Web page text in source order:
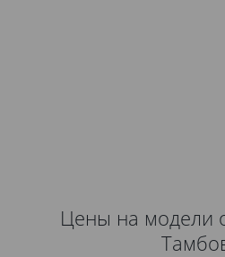
Цены на модели